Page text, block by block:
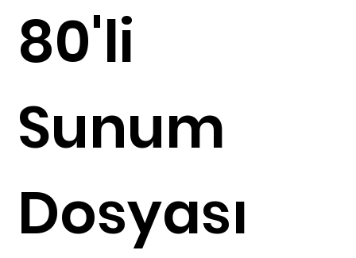
80'li
Sunum
Dosyası